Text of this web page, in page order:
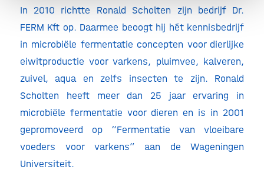
In 2010 richtte Ronald Scholten zijn bedrijf Dr.
FERM Kft op. Daarmee beoogt hij hét kennisbedrijf
in microbiële fermentatie concepten voor dierlijke
eiwitproductie voor varkens, pluimvee, kalveren,
zuivel, aqua en zelfs insecten te zijn. Ronald
Scholten heeft meer dan 25 jaar ervaring in
microbiële fermentatie voor dieren en is in 2001
gepromoveerd op “Fermentatie van vloeibare
voeders voor varkens” aan de Wageningen
Universiteit.